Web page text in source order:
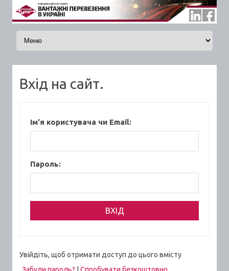
Skip to content
Вхід на сайт.
Ім'я користувача чи Email:
Пароль:
Увійдіть, щоб отримати доступ до цього вмісту